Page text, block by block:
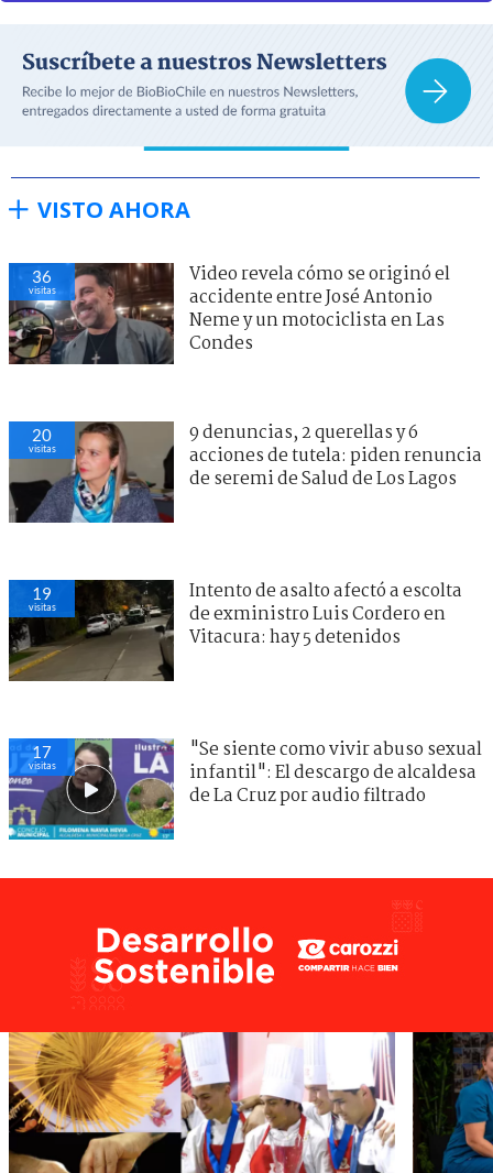
VISTO AHORA
36
visitas
Video revela cómo se originó el
accidente entre José Antonio
Neme y un motociclista en Las
Condes
20
visitas
9 denuncias, 2 querellas y 6
acciones de tutela: piden renuncia
de seremi de Salud de Los Lagos
19
visitas
Intento de asalto afectó a escolta
de exministro Luis Cordero en
Vitacura: hay 5 detenidos
17
visitas
"Se siente como vivir abuso sexual
infantil": El descargo de alcaldesa
de La Cruz por audio filtrado